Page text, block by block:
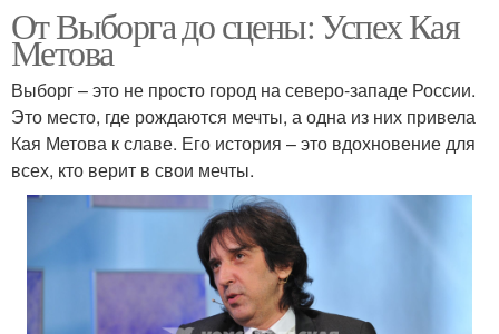
От Выборга до сцены: Успех Кая
Метова
Выборг – это не просто город на северо-западе России.
Это место, где рождаются мечты, а одна из них привела
Кая Метова к славе. Его история – это вдохновение для
всех, кто верит в свои мечты.